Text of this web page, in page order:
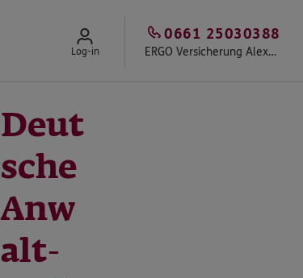
Log-in ERGO Versicherung Alexander Brotzmann
0661 25030388
Deut
sche
Anw
alt-